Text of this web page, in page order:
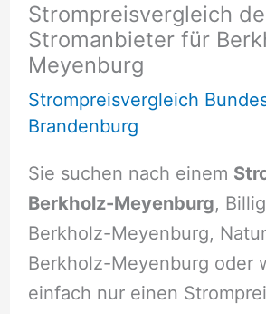
Strompreisvergleich
Stromanbieter für
Meyenburg
Strompreisvergleich
Brandenburg
Sie suchen nach einem
Berkholz-Meyenburg,
Berkholz-Meyenburg,
Berkholz-Meyenburg oder
einfach nur einen